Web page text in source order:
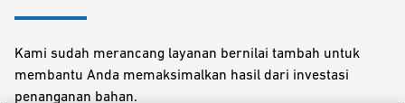
Kami sudah merancang layanan bernilai tambah untuk
membantu Anda memaksimalkan hasil dari investasi
penanganan bahan.